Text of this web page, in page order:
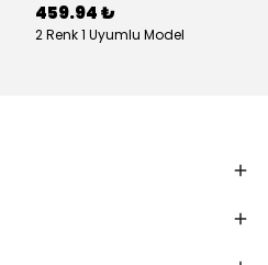
459.94 ₺
2 Renk 1 Uyumlu Model